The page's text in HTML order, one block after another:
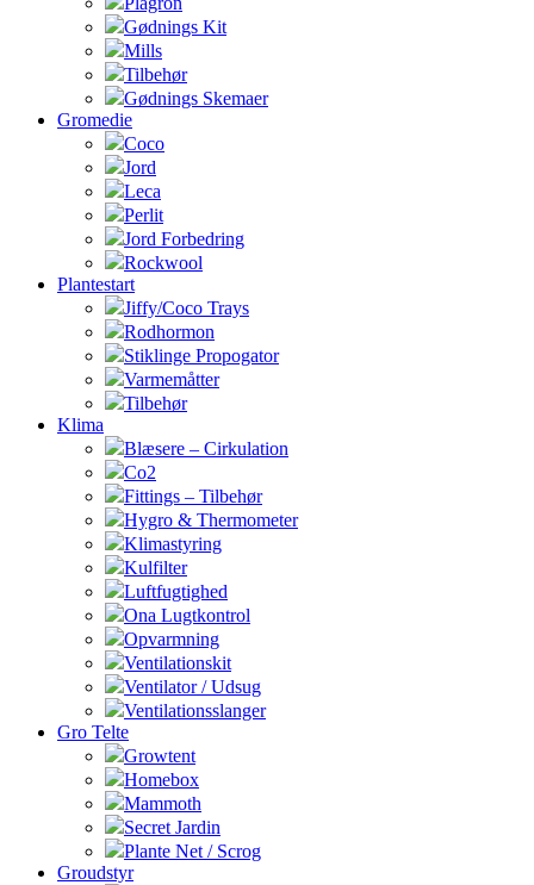
Gødnings Kit
Mills
Tilbehør
Gødnings Skemaer
Gromedie
Coco
Jord
Leca
Perlit
Jord Forbedring
Rockwool
Plantestart
Jiffy/Coco Trays
Rodhormon
Stiklinge Propogator
Varmemåtter
Tilbehør
Klima
Blæsere – Cirkulation
Co2
Fittings – Tilbehør
Hygro & Thermometer
Klimastyring
Kulfilter
Luftfugtighed
Ona Lugtkontrol
Opvarmning
Ventilationskit
Ventilator / Udsug
Ventilationsslanger
Gro Telte
Growtent
Homebox
Mammoth
Secret Jardin
Plante Net / Scrog
Groudstyr